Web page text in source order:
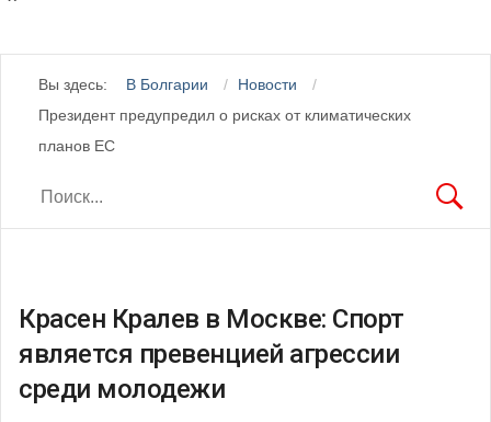
Вы здесь: В Болгарии
Новости
Президент предупредил о рисках от климатических
планов ЕС
Красен Кралев в Москве: Спорт
является превенцией агрессии
среди молодежи